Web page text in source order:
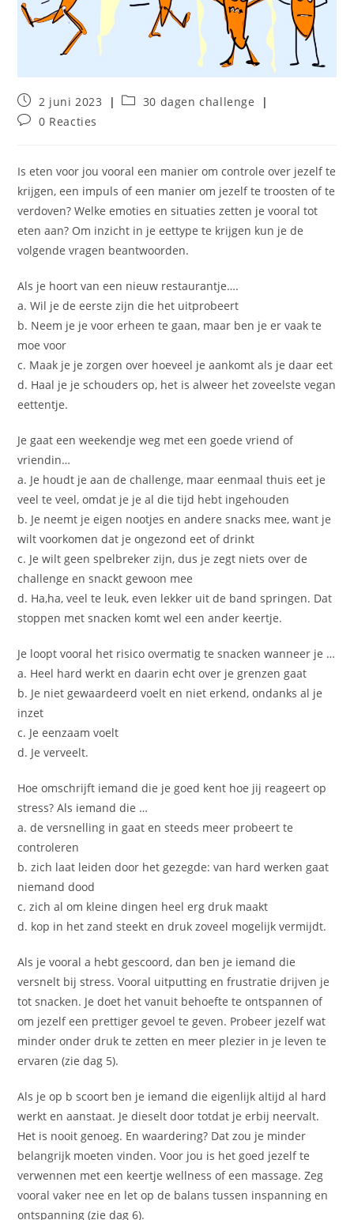
Bericht
gepubliceerd
op:
2 juni 2023 Berichtcategorie:
30 dagen challenge
Bericht0 Reacties
Is eten voor jou vooral een manier om controle over jezelf te
krijgen, een impuls of een manier om jezelf te troosten of te
verdoven? Welke emoties en situaties zetten je vooral tot
eten aan? Om inzicht in je eettype te krijgen kun je de
volgende vragen beantwoorden.
Als je hoort van een nieuw restaurantje….
a. Wil je de eerste zijn die het uitprobeert
b. Neem je je voor erheen te gaan, maar ben je er vaak te
moe voor
c. Maak je je zorgen over hoeveel je aankomt als je daar eet
d. Haal je je schouders op, het is alweer het zoveelste vegan
eettentje.
Je gaat een weekendje weg met een goede vriend of
vriendin…
a. Je houdt je aan de challenge, maar eenmaal thuis eet je
veel te veel, omdat je je al die tijd hebt ingehouden
b. Je neemt je eigen nootjes en andere snacks mee, want je
wilt voorkomen dat je ongezond eet of drinkt
c. Je wilt geen spelbreker zijn, dus je zegt niets over de
challenge en snackt gewoon mee
d. Ha,ha, veel te leuk, even lekker uit de band springen. Dat
stoppen met snacken komt wel een ander keertje.
Je loopt vooral het risico overmatig te snacken wanneer je …
a. Heel hard werkt en daarin echt over je grenzen gaat
b. Je niet gewaardeerd voelt en niet erkend, ondanks al je
inzet
c. Je eenzaam voelt
d. Je verveelt.
Hoe omschrijft iemand die je goed kent hoe jij reageert op
stress? Als iemand die …
a. de versnelling in gaat en steeds meer probeert te
controleren
b. zich laat leiden door het gezegde: van hard werken gaat
niemand dood
c. zich al om kleine dingen heel erg druk maakt
d. kop in het zand steekt en druk zoveel mogelijk vermijdt.
Als je vooral a hebt gescoord, dan ben je iemand die
versnelt bij stress. Vooral uitputting en frustratie drijven je
tot snacken. Je doet het vanuit behoefte te ontspannen of
om jezelf een prettiger gevoel te geven. Probeer jezelf wat
minder onder druk te zetten en meer plezier in je leven te
ervaren (zie dag 5).
Als je op b scoort ben je iemand die eigenlijk altijd al hard
werkt en aanstaat. Je dieselt door totdat je erbij neervalt.
Het is nooit genoeg. En waardering? Dat zou je minder
belangrijk moeten vinden. Voor jou is het goed jezelf te
verwennen met een keertje wellness of een massage. Zeg
vooral vaker nee en let op de balans tussen inspanning en
ontspanning (zie dag 6).